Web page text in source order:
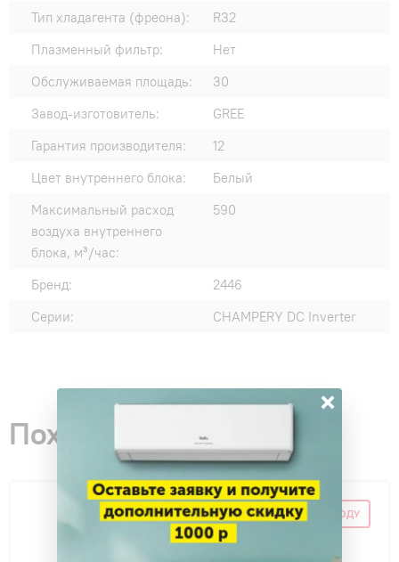
Тип хладагента (фреона):
R32
Плазменный фильтр:
Нет
Обслуживаемая площадь:
30
Завод-изготовитель:
GREE
Гарантия производителя:
12
Цвет внутреннего блока:
Белый
Максимальный расход
воздуха внутреннего
блока, м³/час:
590
Бренд:
2446
Серии:
CHAMPERY DC Inverter
Похожие товары
СКИДКА ПО ПРОМОКОДУ
×